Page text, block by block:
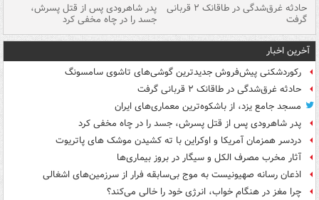
حادثه غرق‌شدگی در طاقانک ۲ قربانی
گرفت
پدر شاهرودی پس از قتل پسرش،
جسد را در چاه مخفی کرد
آخرین اخبار
رکوردشکنی پیش‌فروش جدیدترین گوشی‌های تاشوی سامسونگ
حادثه غرق‌شدگی در طاقانک ۲ قربانی گرفت
مسجد جامع یزد، از باشکوه‌ترین معماری‌های ایران
پدر شاهرودی پس از قتل پسرش، جسد را در چاه مخفی کرد
دردسر همزمان آمریکا و اوکراین با ته کشیدن موشک های پاتریوت
آثار مخرب مصرف الکل و سیگار در بروز بیماری‌ها
اذعان رسانه صهیونیست به موج بی‌سابقه فرار از سرزمین‌های اشغالی
چرا مغز در هنگام خواب، انرژی خود را خالی می‌کند؟